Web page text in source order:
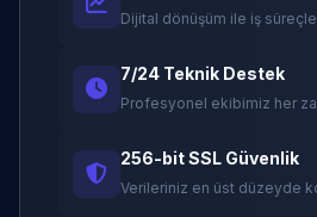
Dijital dönüşüm ile iş
7/24 Teknik Destek
Profesyonel ekibimiz her
256-bit SSL Güvenlik
Verileriniz en üst düzeyde